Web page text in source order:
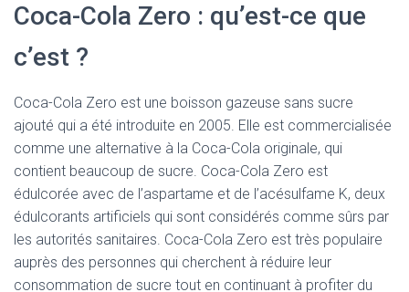
Coca-Cola Zero : qu’est-ce que
c’est ?
Coca-Cola Zero est une boisson gazeuse sans sucre
ajouté qui a été introduite en 2005. Elle est commercialisée
comme une alternative à la Coca-Cola originale, qui
contient beaucoup de sucre. Coca-Cola Zero est
édulcorée avec de l’aspartame et de l’acésulfame K, deux
édulcorants artificiels qui sont considérés comme sûrs par
les autorités sanitaires. Coca-Cola Zero est très populaire
auprès des personnes qui cherchent à réduire leur
consommation de sucre tout en continuant à profiter du